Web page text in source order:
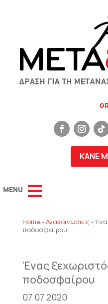
GR
ΚΑΝΕ
Home-Ανακοινώσεις -
ποδοσφαίρου
Ένας
ποδοσφαίρου
07.07.2020